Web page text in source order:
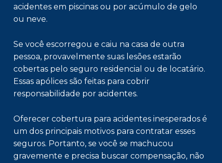
acidentes em piscinas ou por acúmulo de gelo
ou neve.
Se você escorregou e caiu na casa de outra
pessoa, provavelmente suas lesões estarão
cobertas pelo seguro residencial ou de locatário.
Essas apólices são feitas para cobrir
responsabilidade por acidentes.
Oferecer cobertura para acidentes inesperados é
um dos principais motivos para contratar esses
seguros. Portanto, se você se machucou
gravemente e precisa buscar compensação, não